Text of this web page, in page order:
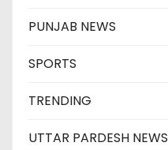
PUNJAB NEWS
SPORTS
TRENDING
UTTAR PARDESH NEWS